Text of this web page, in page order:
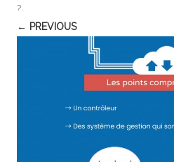
?.
← PREVIOUS